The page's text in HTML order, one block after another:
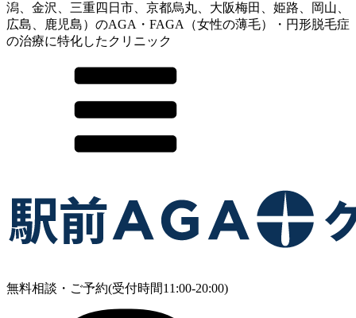
潟、金沢、三重四日市、京都烏丸、大阪梅田、姫路、岡山、
広島、鹿児島）のAGA・FAGA（女性の薄毛）・円形脱毛症
の治療に特化したクリニック
無料相談・ご予約(受付時間11:00-20:00)